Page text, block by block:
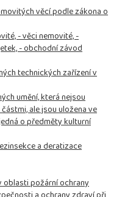
věcí podle zákona o
- věci nemovité, -
- obchodní závod
technických zařízení v
umění, která nejsou
ale jsou uložena ve
o předměty kulturní
a deratizace
oblasti požární ochrany